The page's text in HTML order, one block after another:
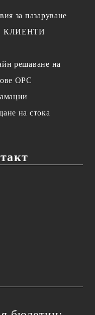
за пазаруване
КЛИЕНТИ
решаване на
OPC
на стока